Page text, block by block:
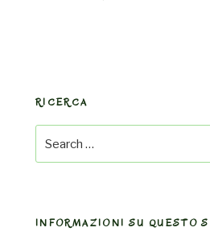
RICERCA
Search
for:
INFORMAZIONI SU QUESTO